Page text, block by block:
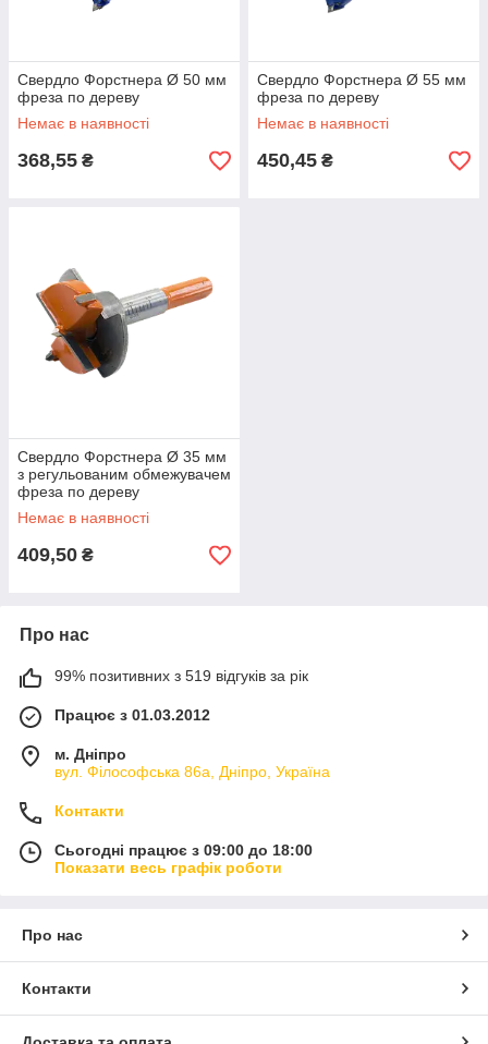
Cвердло Форстнера Ø 50 мм
фреза по дереву
Немає в наявності
368,55 ₴
Cвердло Форстнера Ø 55 мм
фреза по дереву
Немає в наявності
450,45 ₴
Свердло Форстнера Ø 35 мм
з регульованим обмежувачем
фреза по дереву
Немає в наявності
409,50 ₴
Про нас
99% позитивних з 519 відгуків за рік
Працює з 01.03.2012
м. Дніпро
вул. Філософська 86а, Дніпро, Україна
Контакти
Сьогодні працює з 09:00 до 18:00
Показати весь графік роботи
Про нас
Контакти